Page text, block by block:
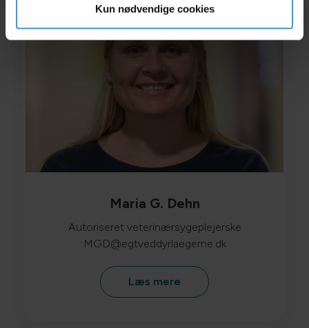
Kun nødvendige cookies
Maria G. Dehn
Autoriseret veterinærsygeplejerske
MGD@egtveddyrlaegerne.dk
Læs mere